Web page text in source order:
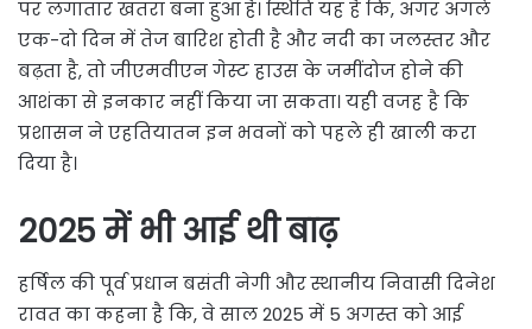
पर लगातार खतरा बना हुआ है। स्थिति यह है कि, अगर अगले
एक-दो दिन में तेज बारिश होती है और नदी का जलस्तर और
बढ़ता है, तो जीएमवीएन गेस्ट हाउस के जमींदोज होने की
आशंका से इनकार नहीं किया जा सकता। यही वजह है कि
प्रशासन ने एहतियातन इन भवनों को पहले ही खाली करा
दिया है।
2025 में भी आई थी बाढ़
हर्षिल की पूर्व प्रधान बसंती नेगी और स्थानीय निवासी दिनेश
रावत का कहना है कि, वे साल 2025 में 5 अगस्त को आई